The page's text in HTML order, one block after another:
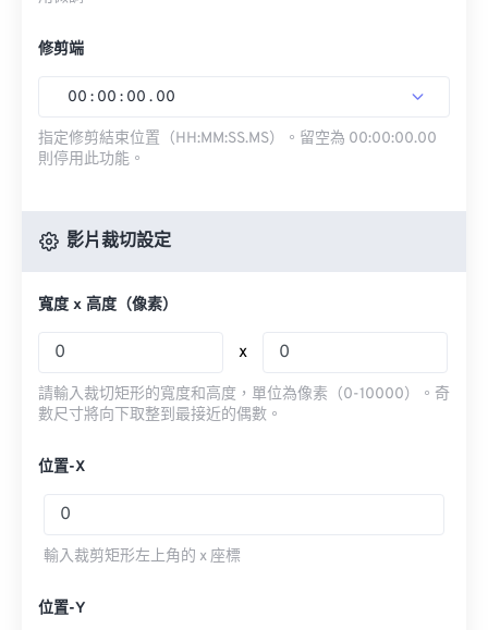
修剪端
00 : 00 : 00 . 00
指定修剪結束位置（HH:MM:SS.MS）。留空為 00:00:00.00
則停用此功能。
影片裁切設定
寬度 x 高度（像素）
x
請輸入裁切矩形的寬度和高度，單位為像素（0-10000）。奇
數尺寸將向下取整到最接近的偶數。
位置-X
輸入裁剪矩形左上角的 x 座標
位置-Y